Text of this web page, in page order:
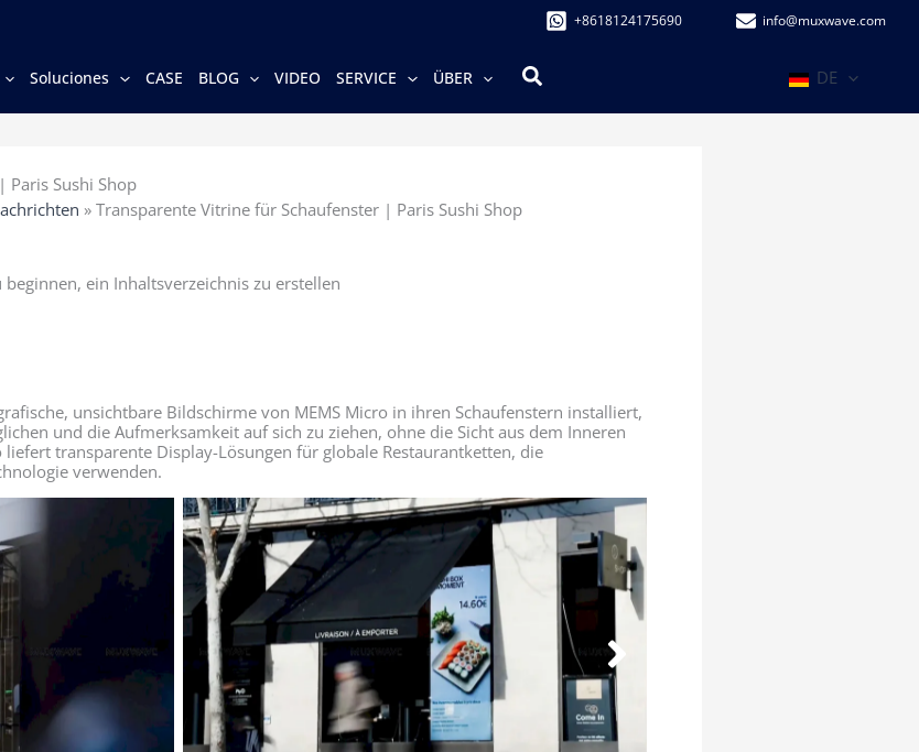
+8618124175690 info@muxwave.com
Soluciones CASE BLOG VIDEO SERVICE ÜBER Suchen DE
Paris Sushi Shop
» Transparente Vitrine für Schaufenster | Paris Sushi Shop
ein Inhaltsverzeichnis zu erstellen
unsichtbare Bildschirme von MEMS Micro in ihren Schaufenstern installiert,
und die Aufmerksamkeit auf sich zu ziehen, ohne die Sicht aus dem Inneren
liefert transparente Display-Lösungen für globale Restaurantketten, die
verwenden.